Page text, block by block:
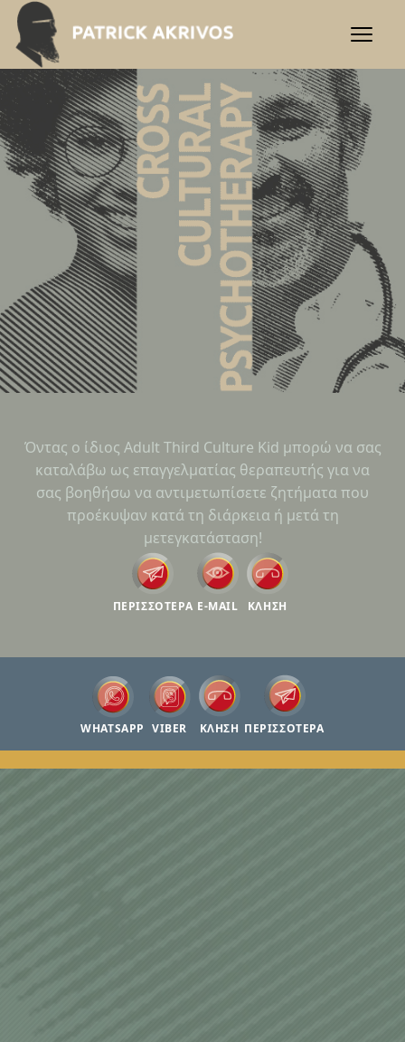
Patrick Akrivos |
Όντας ο ίδιος Adult Third Culture Kid μπορώ να σας
καταλάβω ως επαγγελματίας θεραπευτής για να
σας βοηθήσω να αντιμετωπίσετε ζητήματα που
προέκυψαν κατά τη διάρκεια ή μετά τη
μετεγκατάσταση!
ΠΕΡΙΣΣΟΤΕΡΑ E-MAIL ΚΛΗΣΗ
WHATSAPP VIBER ΚΛΗΣΗ ΠΕΡΙΣΣΟΤΕΡΑ